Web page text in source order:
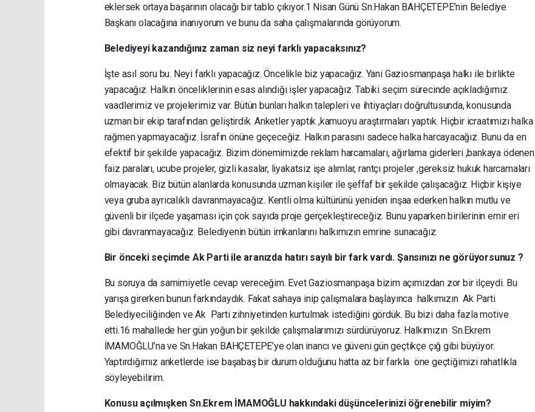
eklersek ortaya başarının olacağı bir tablo çıkıyor.1 Nisan Günü Sn.Hakan BAHÇETEPE’nin Belediye
Başkanı olacağına inanıyorum ve bunu da saha çalışmalarında görüyorum.
Belediyeyi kazandığınız zaman siz neyi farklı yapacaksınız?
İşte asıl soru bu. Neyi farklı yapacağız. Öncelikle biz yapacağız. Yani Gaziosmanpaşa halkı ile birlikte
yapacağız. Halkın önceliklerinin esas alındığı işler yapacağız. Tabiki seçim sürecinde açıkladığımız
vaadlerimiz ve projelerimiz var. Bütün bunları halkın talepleri ve ihtiyaçları doğrultusunda, konusunda
uzman bir ekip tarafından geliştirdik. Anketler yaptık ,kamuoyu araştırmaları yaptık. Hiçbir icraatımızı halka
rağmen yapmayacağız. İsrafın önüne geçeceğiz. Halkın parasını sadece halka harcayacağız. Bunu da en
efektif bir şekilde yapacağız. Bizim dönemimizde reklam harcamaları, ağırlama giderleri ,bankaya ödenen
faiz paraları, ucube projeler, gizli kasalar, liyakatsiz işe alımlar, rantçı projeler ,gereksiz hukuk harcamaları
olmayacak. Biz bütün alanlarda konusunda uzman kişiler ile şeffaf bir şekilde çalışacağız. Hiçbir kişiye
veya gruba ayrıcalıklı davranmayacağız. Kentli olma kültürünü yeniden inşaa ederken halkın mutlu ve
güvenli bir ilçede yaşaması için çok sayıda proje gerçekleştireceğiz. Bunu yaparken birilerinin emir eri
gibi davranmayacağız. Belediyenin bütün imkanlarını halkımızın emrine sunacağız.
Bir önceki seçimde Ak Parti ile aranızda hatırı sayılı bir fark vardı. Şansınızı ne görüyorsunuz ?
Bu soruya da samimiyetle cevap vereceğim. Evet Gaziosmanpaşa bizim açımızdan zor bir ilçeydi. Bu
yarışa girerken bunun farkındaydık. Fakat sahaya inip çalışmalara başlayınca halkımızın Ak Parti
Belediyeciliğinden ve Ak Parti zihniyetinden kurtulmak istediğini gördük. Bu bizi daha fazla motive
etti.16 mahallede her gün yoğun bir şekilde çalışmalarımızı sürdürüyoruz. Halkımızın Sn.Ekrem
İMAMOĞLU’na ve Sn.Hakan BAHÇETEPE’ye olan inancı ve güveni gün geçtikçe çığ gibi büyüyor.
Yaptırdığımız anketlerde ise başabaş bir durum olduğunu hatta az bir farkla öne geçtiğimizi rahatlıkla
söyleyebilirim.
Konusu açılmışken Sn.Ekrem İMAMOĞLU hakkındaki düşüncelerinizi öğrenebilir miyim?